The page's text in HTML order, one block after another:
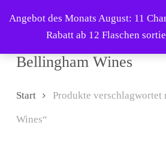
Angebot des Monats August: 11
Rabatt ab 12 Flaschen
contentBellingham Wines
Start Produkte
Wines“